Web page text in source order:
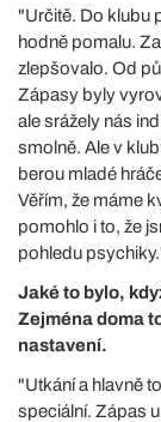
"Určitě. Do klubu
hodně pomalu.
zlepšovalo. Od
Zápasy byly
ale srážely nás
smolně. Ale v
berou mladé
Věřím, že máme
pomohlo i to, že
pohledu
Jaké to bylo,
Zejména doma
nastavení.
"Utkání a hlavně
speciální. Zápas